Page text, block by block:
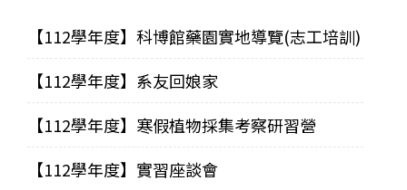
【112學年度】科博館藥園實地導覽(志工培訓)
【112學年度】系友回娘家
【112學年度】寒假植物採集考察研習營
【112學年度】實習座談會